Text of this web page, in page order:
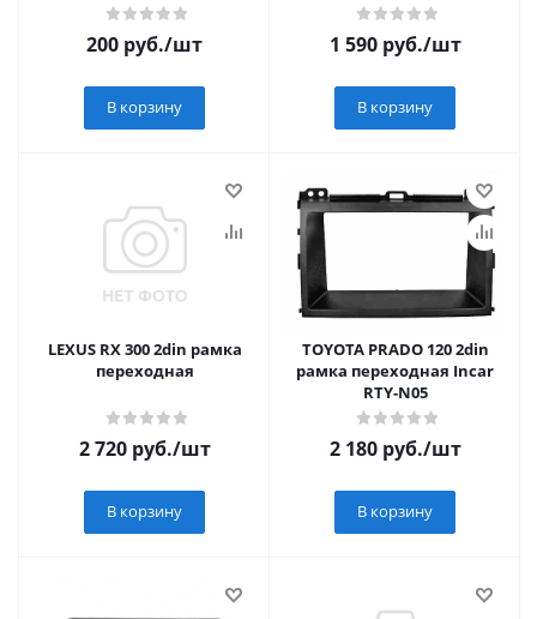
200 руб./шт
В корзину
1 590руб./шт
В корзину
LEXUS RX 300 2din рамка
переходная
2 720руб./шт
В корзину
TOYOTA PRADO 120 2din
рамка переходная Incar
RTY-N05
2 180руб./шт
В корзину